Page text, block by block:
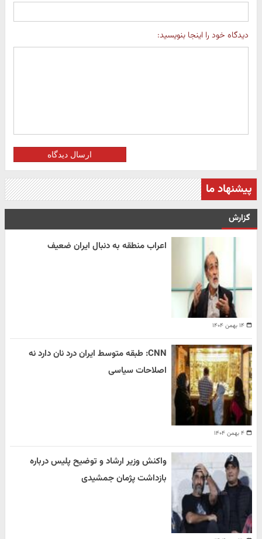
دیدگاه خود را اینجا بنویسید:
ارسال دیدگاه
پیشنهاد ما
گزارش
۱۴ بهمن ۱۴۰۴
اعراب منطقه به دنبال ایران ضعیف
۴ بهمن ۱۴۰۴
CNN: طبقه متوسط ایران درد نان دارد نه
اصلاحات سیاسی
واکنش وزیر ارشاد و توضیح پلیس درباره
بازداشت پژمان جمشیدی